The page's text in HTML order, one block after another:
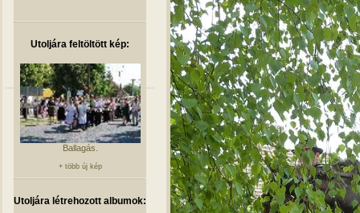
Utoljára feltöltött kép:
Ballagás.
+ több új kép
Utoljára létrehozott albumok: